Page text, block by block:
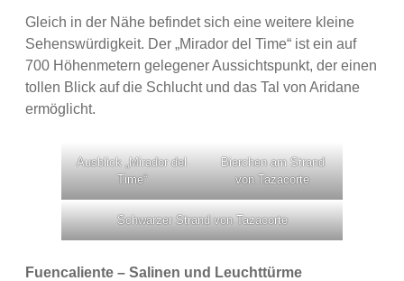
Gleich in der Nähe befindet sich eine weitere kleine
Sehenswürdigkeit. Der „Mirador del Time“ ist ein auf
700 Höhenmetern gelegener Aussichtspunkt, der einen
tollen Blick auf die Schlucht und das Tal von Aridane
ermöglicht.
Ausblick „Mirador del
Time“
Bierchen am Strand
von Tazacorte
Schwarzer Strand von Tazacorte
Fuencaliente – Salinen und Leuchttürme